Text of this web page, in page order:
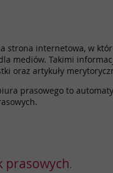
strona internetowa, w
mediów. Takimi
oraz artykuły
prasowego to
prasowych.